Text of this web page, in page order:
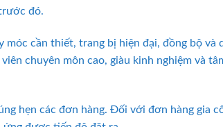
đó.
móc cần thiết, trang bị hiện đại, đồng bộ và
chuyên môn cao, giàu kinh nghiệm và
hẹn các đơn hàng. Đối với đơn hàng gia